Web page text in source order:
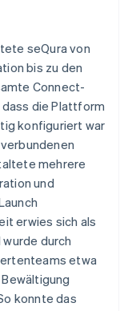
seQura von
bis zu den
Connect-
die Plattform
konfiguriert war
mehrere
und
erwies sich als
durch
etwa
konnte das